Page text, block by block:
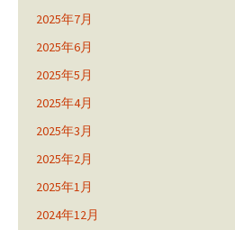
2025年7月
2025年6月
2025年5月
2025年4月
2025年3月
2025年2月
2025年1月
2024年12月